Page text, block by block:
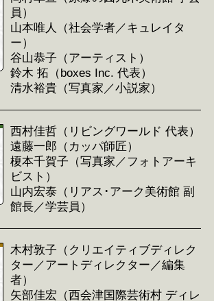
員）
山本唯人（社会学者／キュレイタ
ー）
谷山恭子（アーティスト）
鈴木 拓（boxes Inc. 代表）
清水裕貴（写真家／小説家）
西村佳哲（リビングワールド 代表）
遠藤一郎（カッパ師匠）
榎本千賀子（写真家／フォトアーキ
ビスト）
山内宏泰（リアス･アーク美術館 副
館長／学芸員）
木村敦子（クリエイティブディレク
ター／アートディレクター／編集
者）
矢部佳宏（西会津国際芸術村 ディレ